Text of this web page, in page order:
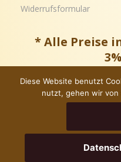
Widerrufsformular
* Alle Preise
Copyright © –
Diese Website benutzt
nutzt, gehen wir von